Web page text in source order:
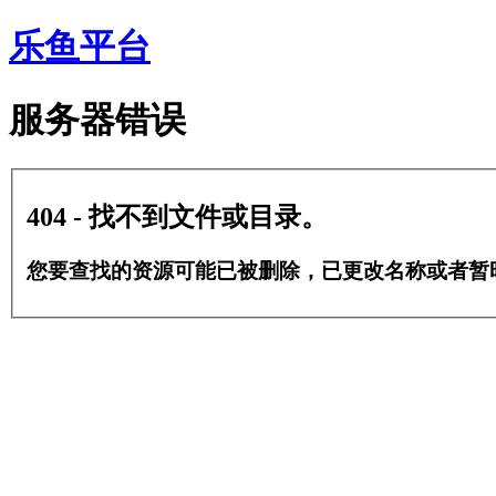
乐鱼平台
服务器错误
404 - 找不到文件或目录。
您要查找的资源可能已被删除，已更改名称或者暂